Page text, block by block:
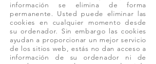
información se elimina de forma
permanente. Usted puede eliminar las
cookies en cualquier momento desde
su ordenador. Sin embargo las cookies
ayudan a proporcionar un mejor servicio
de los sitios web, estás no dan acceso a
información de su ordenador ni de